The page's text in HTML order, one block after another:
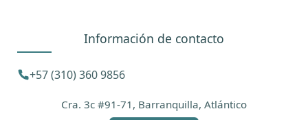
Información de contacto
+57 (310) 360 9856
Cra. 3c #91-71, Barranquilla, Atlántico